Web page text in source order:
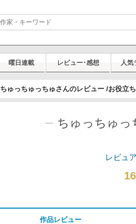
曜日連載 レビュー･感想 人気
ちゅっちゅっちゅさんのレビュー /お役立
ちゅっちゅっ
レビュ
作品レビュー